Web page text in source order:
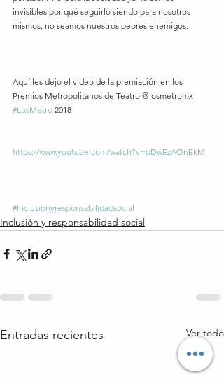
invisibles por qué seguirlo siendo para nosotros
mismos, no seamos nuestros peores enemigos.
Aquí les dejo el video de la premiación en los
Premios Metropolitanos de Teatro @losmetromx
#LosMetro 2018
https://www.youtube.com/watch?v=oDwEzAOnEkM
#Inclusiónyresponsabilidadsocial
Inclusión y responsabilidad social
Entradas recientes Ver todo